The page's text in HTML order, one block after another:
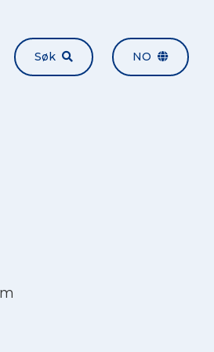
Søk NO